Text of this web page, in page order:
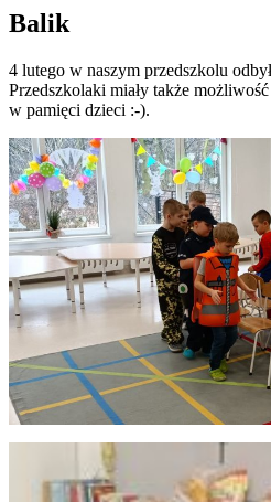
Balik
4 lutego w naszym przedszkolu
Przedszkolaki miały także
w pamięci dzieci :-).